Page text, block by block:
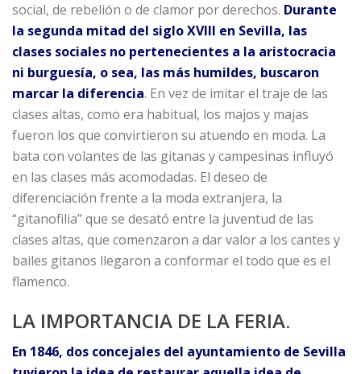
social, de rebelión o de clamor por derechos. Durante
la segunda mitad del siglo XVIII en Sevilla, las
clases sociales no pertenecientes a la aristocracia
ni burguesía, o sea, las más humildes, buscaron
marcar la diferencia. En vez de imitar el traje de las
clases altas, como era habitual, los majos y majas
fueron los que convirtieron su atuendo en moda. La
bata con volantes de las gitanas y campesinas influyó
en las clases más acomodadas. El deseo de
diferenciación frente a la moda extranjera, la
“gitanofilia” que se desató entre la juventud de las
clases altas, que comenzaron a dar valor a los cantes y
bailes gitanos llegaron a conformar el todo que es el
flamenco.
LA IMPORTANCIA DE LA FERIA.
En 1846, dos concejales del ayuntamiento de Sevilla